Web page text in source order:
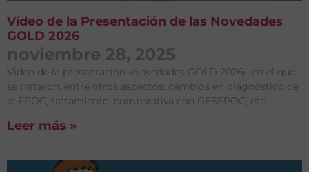
Vídeo de la Presentación de las Novedades
GOLD 2026
noviembre 28, 2025
Video de la presentación «Novedades GOLD 2026», en el que
se trataron, entre otros aspectos: cambios en diagnóstico de
la EPOC, tratamiento, comparativa con GESEPOC, etc.
Leer más »